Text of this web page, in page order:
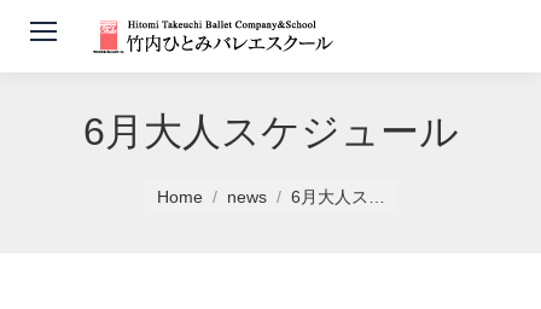
6月大人スケジュール
Home news 6月大人ス…